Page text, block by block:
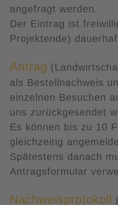
angefragt werden.
Der Eintrag ist
Projektende)
Antrag
als Bestellnachweis
einzelnen Besuchen
uns zurückgesendet
Es können bis zu 10
gleichzeitig
Spätestens danach
Antragsformular
Nachweisprotokoll